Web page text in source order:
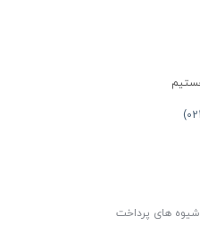
شیوه های پرداخت